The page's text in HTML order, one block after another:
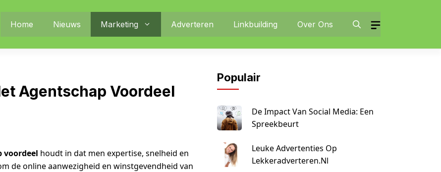
Home Nieuws Marketing Adverteren Linkbuilding Over Ons
Agentschap Voordeel
voordeel houdt in dat men expertise, snelheid en
de online aanwezigheid en winstgevendheid van
Populair
De Impact Van Social Media: Een
Spreekbeurt
Leuke Advertenties Op
Lekkeradverteren.nl